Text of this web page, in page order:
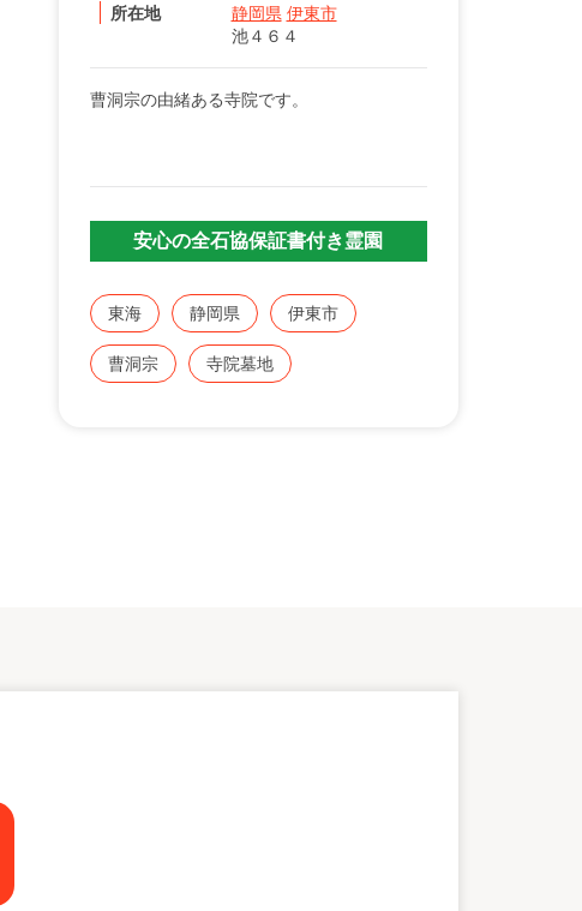
所在地 静岡県 伊東市
池４６４
曹洞宗の由緒ある寺院です。
安心の全石協保証書付き霊園
東海 静岡県 伊東市
曹洞宗 寺院墓地